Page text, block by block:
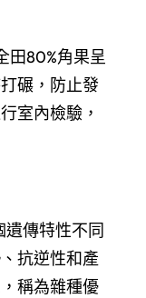
田80%角果呈
碾，防止發
室內檢驗，
遺傳特性不同
抗逆性和產
稱為雜種優